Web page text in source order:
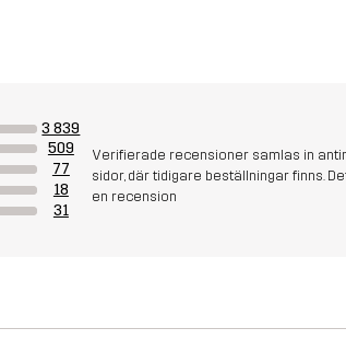
3 839
509
77
18
31
Verifierade recensioner samlas in
sidor, där tidigare beställningar finns.
en recension